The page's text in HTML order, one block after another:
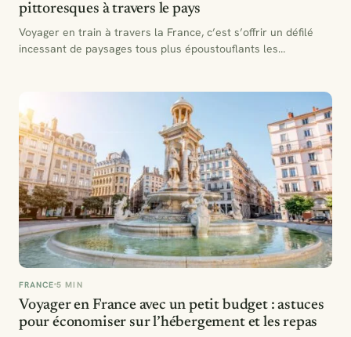
pittoresques à travers le pays
Voyager en train à travers la France, c’est s’offrir un défilé
incessant de paysages tous plus époustouflants les…
FRANCE 5 MIN
Voyager en France avec un petit budget : astuces
pour économiser sur l’hébergement et les repas